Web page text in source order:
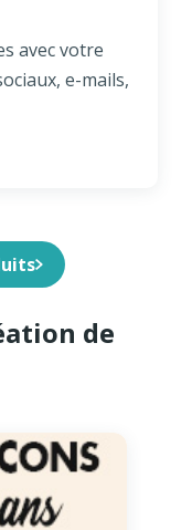
avec votre
e-mails,
de